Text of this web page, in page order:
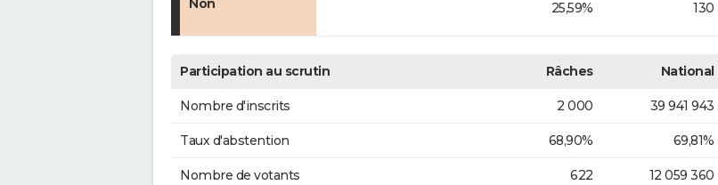
Non 25,59% 130
Participation au scrutin Râches National
Nombre d'inscrits 2 000 39 941 943
Taux d'abstention 68,90% 69,81%
Nombre de votants 622 12 059 360